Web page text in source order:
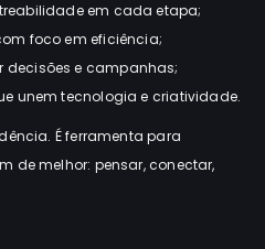
em cada etapa;
foco em eficiência;
decisões e campanhas;
unem tecnologia e criatividade.
É ferramenta para
de melhor: pensar, conectar,